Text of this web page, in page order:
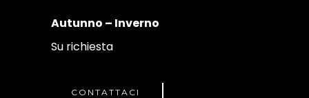
Autunno – Inverno
Su richiesta
CONTATTACI